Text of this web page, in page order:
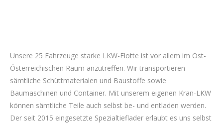
Unsere 25 Fahrzeuge starke LKW-Flotte ist vor allem im Ost-
Österreichischen Raum anzutreffen. Wir transportieren
sämtliche Schüttmaterialen und Baustoffe sowie
Baumaschinen und Container. Mit unserem eigenen Kran-LKW
können sämtliche Teile auch selbst be- und entladen werden.
Der seit 2015 eingesetzte Spezialtieflader erlaubt es uns selbst